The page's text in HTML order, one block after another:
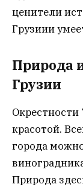
ценители
Грузиии
Природа
Грузии
красотой.
города
Природа